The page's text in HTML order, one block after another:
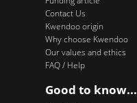
Contact Us
Kwendoo origin
Why choose Kwendoo
Our values and ethics
FAQ / Help
Good to know...